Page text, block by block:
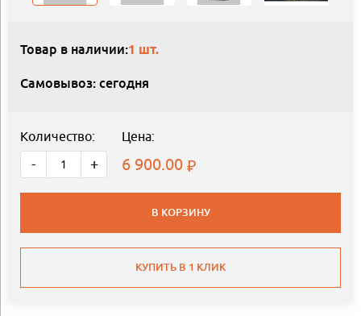
Товар в наличии:1 шт.
Самовывоз: сегодня
Количество:
- +
Цена:
6 900.00
В КОРЗИНУ
КУПИТЬ В 1 КЛИК